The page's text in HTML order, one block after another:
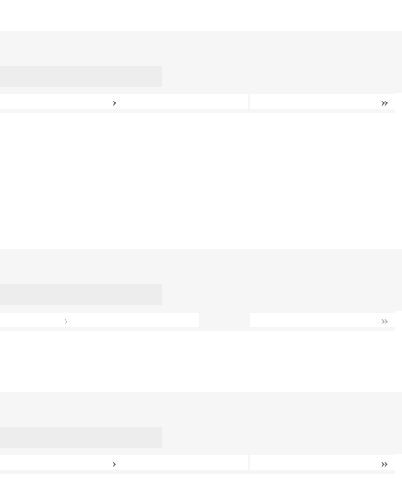
› »
› »
› »